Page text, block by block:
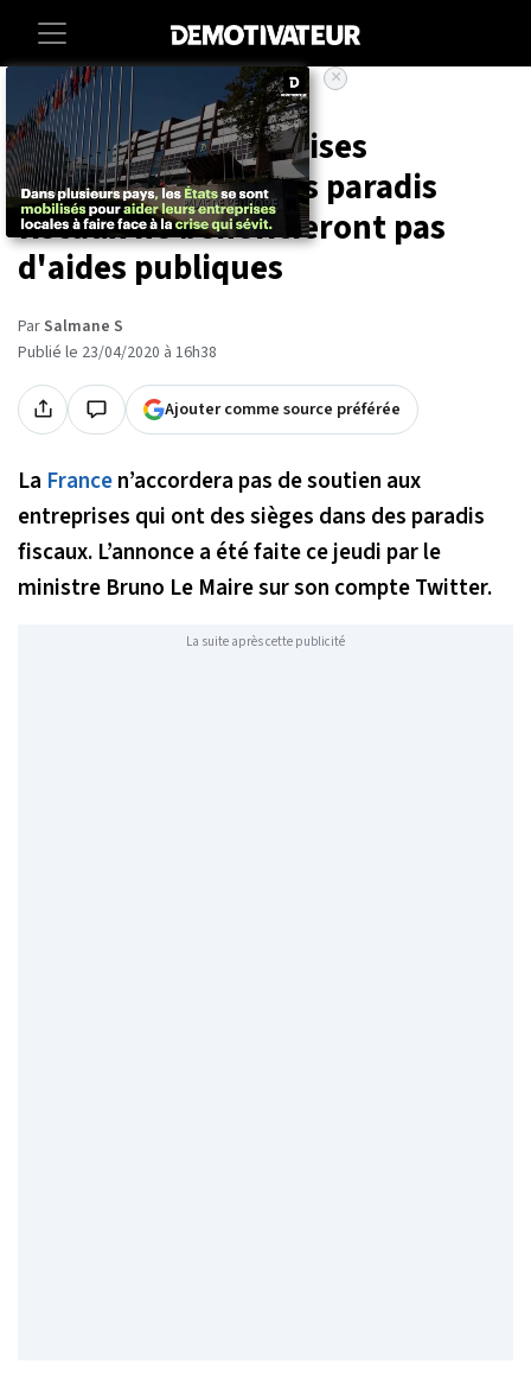
Accueil Societe
France : les entreprises
domiciliées dans les paradis
fiscaux ne bénéficieront pas
d'aides publiques
ParSalmane S
Publié le 23/04/2020 à 16h38
Ajouter comme source préférée
×
La Francen’accordera pas de soutien aux
entreprises qui ont des sièges dans des paradis
fiscaux. L’annonce a été faite ce jeudi par le
ministre Bruno Le Maire sur son compte Twitter.
La suite après cette publicité